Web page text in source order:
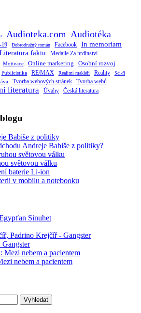
Audioteka.com Audiotéka
19 Dobrodružný román Facebook In memoriam
Literatura faktu Medaile Za hrdinství
Motivace Online marketing Osobní rozvoj
Publicistika RE/MAX Realitní makléři Reality Sci-fi
Tvorba webových stránek Tvorba webů
literatura Úvahy Česká literatura
Andreje Babiše z politiky?
světovou válku
v mobilu a notebooku
nebem a pacientem